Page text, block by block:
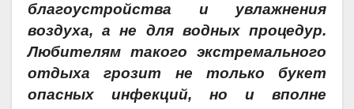
благоустройства и увлажнения
воздуха, а не для водных процедур.
Любителям такого экстремального
отдыха грозит не только букет
опасных инфекций, но и вполне